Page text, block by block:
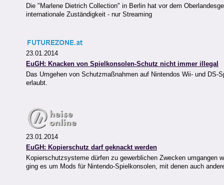
Die "Marlene Dietrich Collection" in Berlin hat vor dem
internationale Zuständigkeit - nur Streaming
23.01.2014
EuGH: Knacken von Spielkonsolen-Schutz nicht immer illegal
Das Umgehen von Schutzmaßnahmen auf Nintendos Wii- und
erlaubt.
23.01.2014
EuGH: Kopierschutz darf geknackt werden
Kopierschutzsysteme dürfen zu gewerblichen Zwecken
ging es um Mods für Nintendo-Spielkonsolen, mit denen auch